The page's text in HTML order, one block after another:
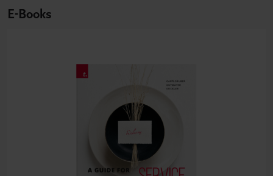
E-Books